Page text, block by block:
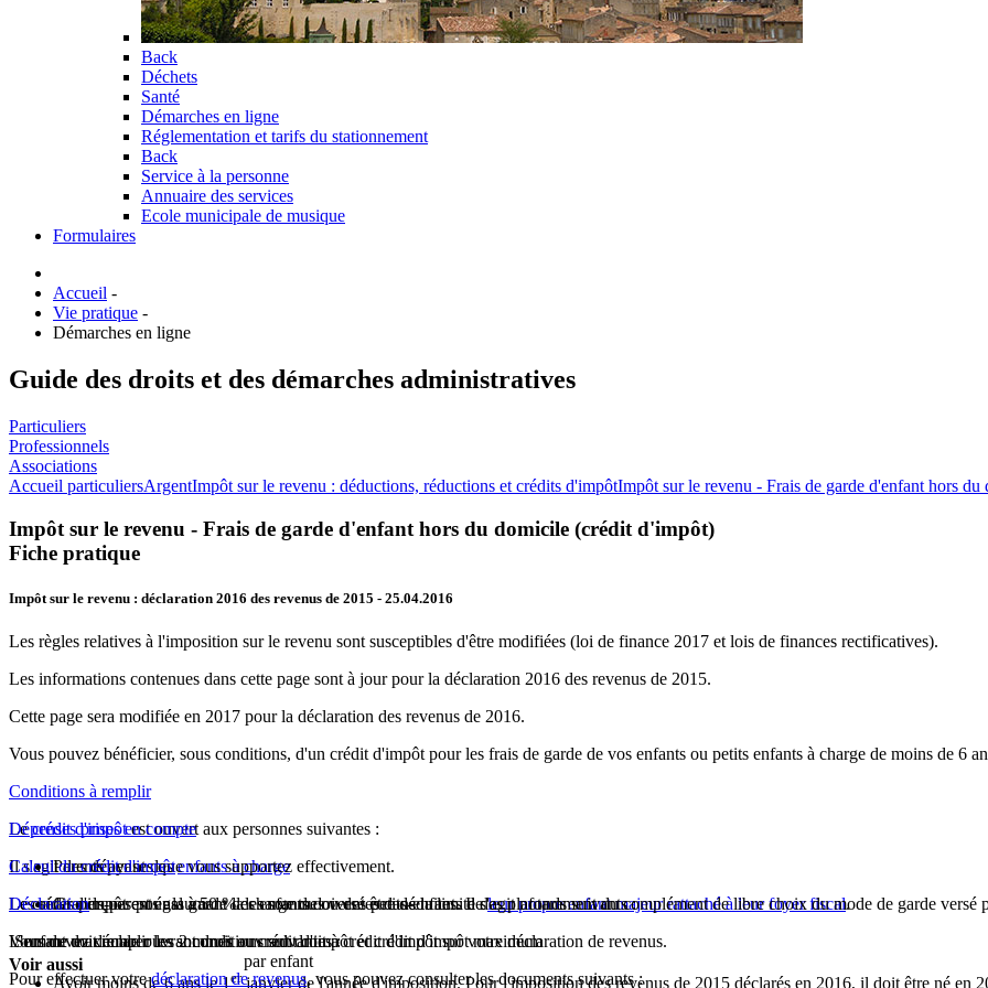
Back
Déchets
Santé
Démarches en ligne
Réglementation et tarifs du stationnement
Back
Service à la personne
Annuaire des services
Ecole municipale de musique
Formulaires
Accueil -
Vie pratique -
Démarches en ligne
Guide des droits et des démarches administratives
Particuliers
Professionnels
Associations
Accueil particuliersArgentImpôt sur le revenu : déductions, réductions et crédits d'impôtImpôt sur le revenu - Frais de garde d'enfant hors
Impôt sur le revenu - Frais de garde d'enfant hors du domicile (crédit d'impôt)
Fiche pratique
Impôt sur le revenu : déclaration 2016 des revenus de 2015 - 25.04.2016
Les règles relatives à l'imposition sur le revenu sont susceptibles d'être modifiées (loi de finance 2017 et lois de finances rectificatives).
Les informations contenues dans cette page sont à jour pour la déclaration 2016 des revenus de 2015.
Cette page sera modifiée en 2017 pour la déclaration des revenus de 2016.
Vous pouvez bénéficier, sous conditions, d'un crédit d'impôt pour les frais de garde de vos enfants ou petits enfants à charge de moins de 6
Conditions à remplir
Lecrédit d'impôtest ouvert aux personnes suivantes :
Parents ayant desenfants à charge
Grands-parents assumant la charge du ou des petits-enfants deleur propre enfant majeur rattaché à leur foyer fiscal.
L'enfant doit remplir les 2 conditions suivantes :
Avoir moins de 6 ans le 1erjanvier de l'année d'imposition. Pour l'imposition des revenus de 2015 déclarés en 2016, il doit être né en
Dépenses prises en compte
Il s'agit des dépenses que vous supportez effectivement.
Les aides perçues pour la garde des enfants doivent être déduites. Il s'agit notamment du complément de libre choix du mode de garde versé
Calcul du crédit d'impôt
Le crédit d'impôt est égal à 50 % des sommes versées dans la limite des plafonds suivants :
Somme maximale ouvrant droit au crédit d'impôt et crédit d'impôt maximum
par enfant
Déclaration
Vous devez déclarer les sommes ouvrant droit à crédit d'impôt sur votre déclaration de revenus.
Pour effectuer votredéclaration de revenus, vous pouvez consulter les documents suivants :
Voir aussi